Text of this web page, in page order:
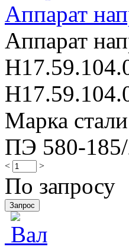
Аппарат
Аппарат
Марка
ПЭ 580-
< >
По запросу